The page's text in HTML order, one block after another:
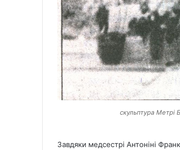
скульптура Метрі
Завдяки медсестрі Антоніні